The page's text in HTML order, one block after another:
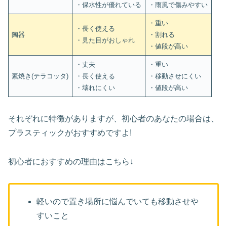
・保水性が優れている
・雨風で傷みやすい
陶器
・長く使える
・見た目がおしゃれ
・重い
・割れる
・値段が高い
素焼き(テラコッタ)
・丈夫
・長く使える
・壊れにくい
・重い
・移動させにくい
・値段が高い
それぞれに特徴がありますが、初心者のあなたの場合は、
プラスティックがおすすめですよ!
初心者におすすめの理由はこちら↓
軽いので置き場所に悩んでいても移動させや
すいこと